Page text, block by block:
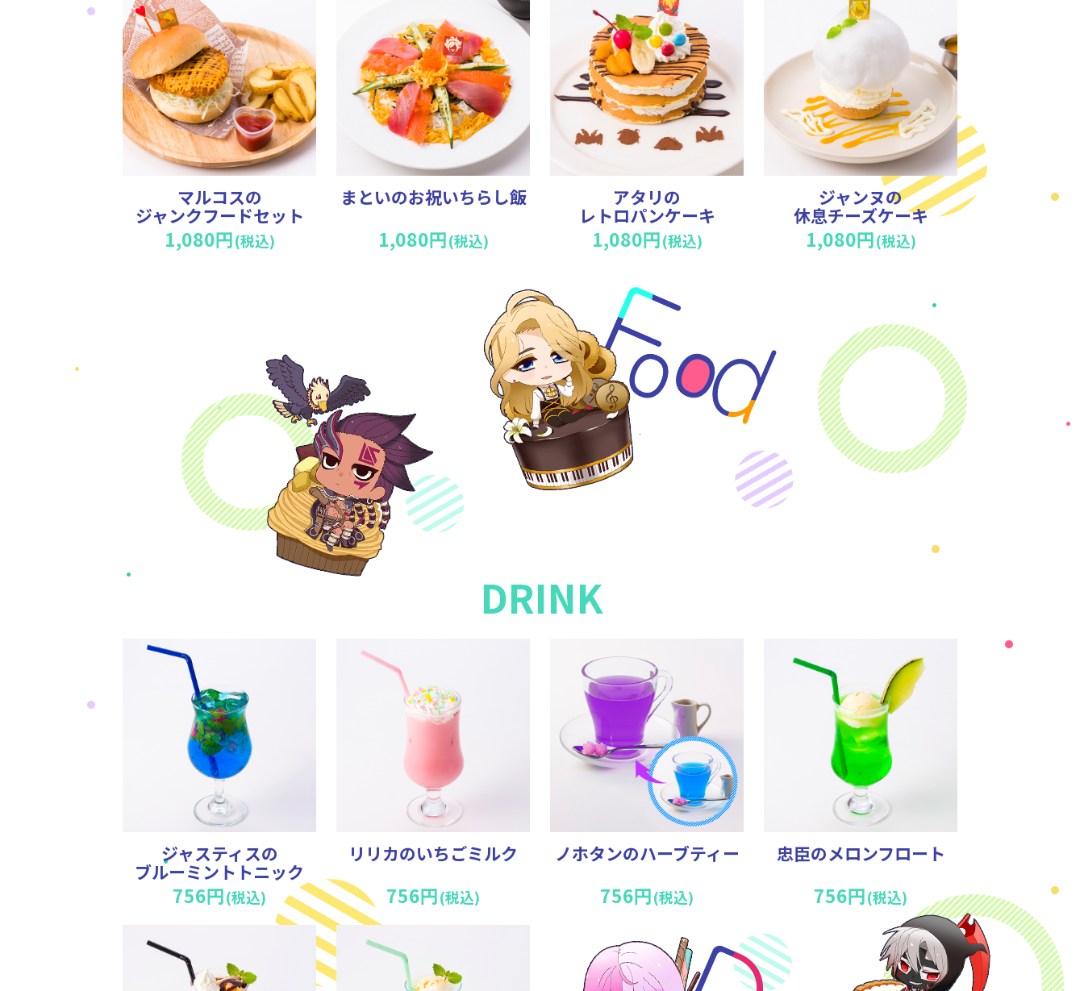
マルコスの
ジャンクフードセット
1,080円(税込)
まといのお祝いちらし飯
1,080円(税込)
アタリの
レトロパンケーキ
1,080円(税込)
ジャンヌの
休息チーズケーキ
1,080円(税込)
DRINK
ジャスティスの
ブルーミントトニック
756円(税込)
リリカのいちごミルク
756円(税込)
ノホタンのハーブティー
756円(税込)
忠臣のメロンフロート
756円(税込)